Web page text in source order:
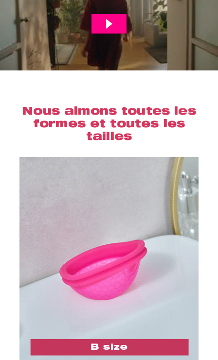
Nous aimons toutes les
formes et toutes les
tailles